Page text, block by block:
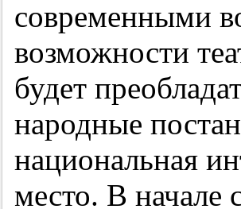
современными
возможности
будет
народные
национальная
место. В начале